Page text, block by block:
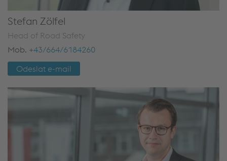
Stefan Zölfel
Head of Road Safety
Mob. +43/664/6184260
Odeslat e-mail